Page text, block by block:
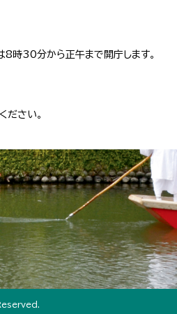
時30分から正午まで開庁します。
ださい。